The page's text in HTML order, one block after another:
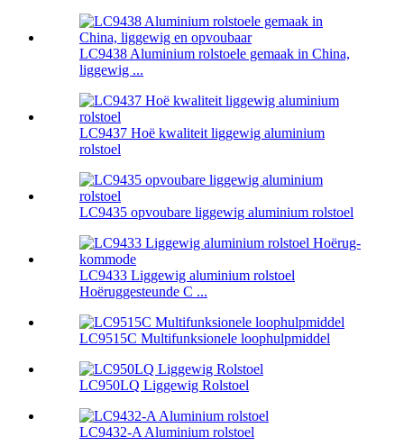
LC9438 Aluminium rolstoele gemaak in China,
liggewig ...
LC9437 Hoë kwaliteit liggewig aluminium
rolstoel
LC9435 opvoubare liggewig aluminium rolstoel
LC9433 Liggewig aluminium rolstoel
Hoëruggesteunde C ...
LC9515C Multifunksionele loophulpmiddel
LC950LQ Liggewig Rolstoel
LC9432-A Aluminium rolstoel